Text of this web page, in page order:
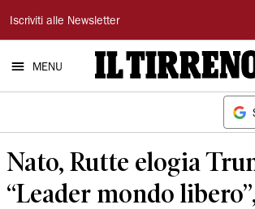
Il
Tirreno
Iscriviti alle Newsletter
MENU
Nato, Rutte elogia
“Leader mondo